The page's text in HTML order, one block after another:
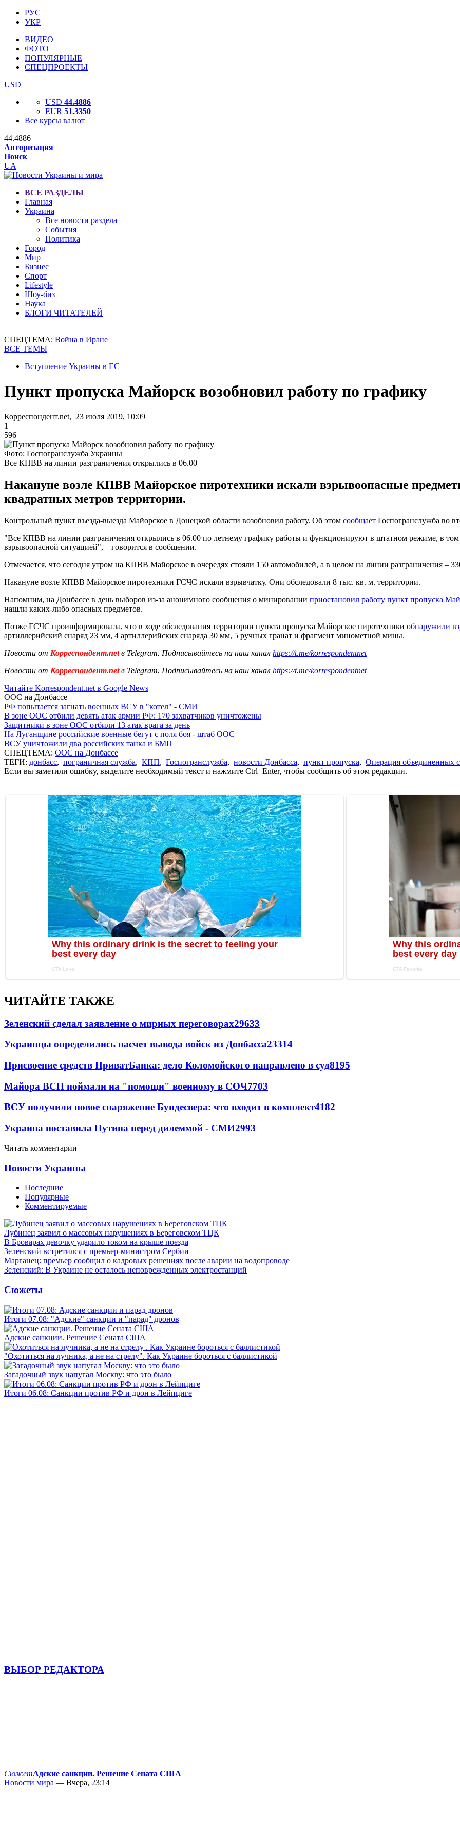
РУС
УКР
ВИДЕО
ФОТО
ПОПУЛЯРНЫЕ
СПЕЦПРОЕКТЫ
USD
USD 44.4886
EUR 51.3350
Все курсы валют
44.4886
Авторизация
Поиск
UA
ВСЕ РАЗДЕЛЫ
Главная
Украина
Все новости раздела
События
Политика
Город
Мир
Бизнес
Спорт
Lifestyle
Шоу-биз
Наука
БЛОГИ ЧИТАТЕЛЕЙ
СПЕЦТЕМА: Война в Иране
ВСЕ ТЕМЫ
Вступление Украины в ЕС
Пункт пропуска Майорск возобновил работу по графику
Корреспондент.net, 23 июля 2019, 10:09
1
596
Фото: Госпогранслужба Украины
Все КПВВ на линии разграничения открылись в 06.00
Накануне возле КПВВ Майорское пиротехники искали взрывоопасные
квадратных метров территории.
Контрольный пункт въезда-выезда Майорское в Донецкой области возобновил работу. Об этом сообщает Госпогранслужба во
"Все КПВВ на линии разграничения открылись в 06.00 по летнему графику работы и функционируют в штатном режиме, в
взрывоопасной ситуацией", – говорится в сообщении.
Отмечается, что сегодня утром на КПВВ Майорское в очередях стояли 150 автомобилей, а в целом на линии разграничения –
Накануне возле КПВВ Майорское пиротехники ГСЧС искали взрывчатку. Они обследовали 8 тыс. кв. м. территории.
Напомним, на Донбассе в день выборов из-за анонимного сообщения о минировании приостановил работу пункт пропуска
нашли каких-либо опасных предметов.
Позже ГСЧС проинформировала, что в ходе обследования территории пункта пропуска Майорское пиротехники обнаружили
артиллерийский снаряд 23 мм, 4 артиллерийских снаряда 30 мм, 5 ручных гранат и фрагмент минометной мины.
Новости от Корреспондент.netв Telegram. Подписывайтесь на наш канал https://t.me/korrespondentnet
Новости от Корреспондент.netв Telegram. Подписывайтесь на наш канал https://t.me/korrespondentnet
Читайте Korrespondent.net в Google News
ООС на Донбассе
РФ попытается загнать военных ВСУ в "котел" - СМИ
В зоне ООС отбили девять атак армии РФ: 170 захватчиков уничтожены
Защитники в зоне ООС отбили 13 атак врага за день
На Луганщине российские военные бегут с поля боя - штаб ООС
ВСУ уничтожили два российских танка и БМП
СПЕЦТЕМА: ООС на Донбассе
ТЕГИ: донбасс, пограничная служба, КПП, Госпогранслужба, новости Донбасса, пункт пропуска, Операция объединенных
Если вы заметили ошибку, выделите необходимый текст и нажмите Ctrl+Enter, чтобы сообщить об этом редакции.
ЧИТАЙТЕ ТАКЖЕ
Зеленский сделал заявление о мирных переговорах29633
Украинцы определились насчет вывода войск из Донбасса23314
Присвоение средств ПриватБанка: дело Коломойского направлено в суд8195
Майора ВСП поймали на "помощи" военному в СОЧ7703
ВСУ получили новое снаряжение Бундесвера: что входит в комплект4182
Украина поставила Путина перед дилеммой - СМИ2993
Читать комментарии
Новости Украины
Последние
Популярные
Комментируемые
Лубинец заявил о массовых нарушениях в Береговском ТЦК
В Броварах девочку ударило током на крыше поезда
Зеленский встретился с премьер-министром Сербии
Марганец: премьер сообщил о кадровых решениях после аварии на водопроводе
Зеленский: В Украине не осталось неповрежденных электростанций
Сюжеты
Итоги 07.08: "Адские" санкции и "парад" дронов
Адские санкции. Решение Сената США
"Охотиться на лучника, а не на стрелу". Как Украине бороться с баллистикой
Загадочный звук напугал Москву: что это было
Итоги 06.08: Санкции против РФ и дрон в Лейпциге
ВЫБОР РЕДАКТОРА
СюжетАдские санкции. Решение Сената США
Новости мира — Вчера, 23:14